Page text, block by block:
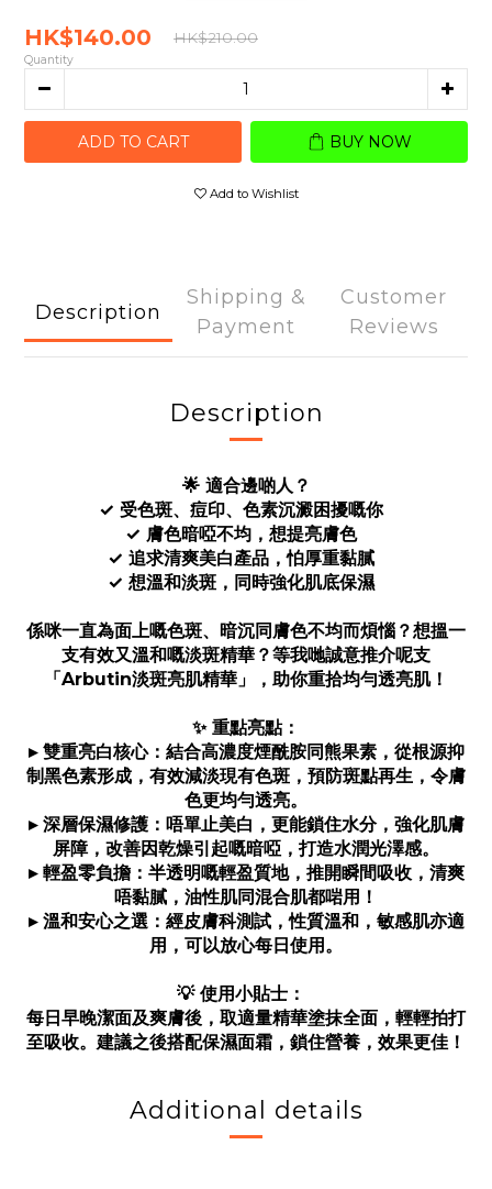
HK$140.00 HK$210.00
Quantity
ADD TO CART BUY NOW
Add to Wishlist
Description
Shipping &
Payment
Customer
Reviews
Description
🌟 適合邊啲人？
✓ 受色斑、痘印、色素沉澱困擾嘅你
✓ 膚色暗啞不均，想提亮膚色
✓ 追求清爽美白產品，怕厚重黏膩
✓ 想溫和淡斑，同時強化肌底保濕
係咪一直為面上嘅色斑、暗沉同膚色不均而煩惱？想搵一
支有效又溫和嘅淡斑精華？等我哋誠意推介呢支
「Arbutin淡斑亮肌精華」，助你重拾均勻透亮肌！
✨ 重點亮點：
▸ 雙重亮白核心：結合高濃度煙酰胺同熊果素，從根源抑
制黑色素形成，有效減淡現有色斑，預防斑點再生，令膚
色更均勻透亮。
▸ 深層保濕修護：唔單止美白，更能鎖住水分，強化肌膚
屏障，改善因乾燥引起嘅暗啞，打造水潤光澤感。
▸ 輕盈零負擔：半透明嘅輕盈質地，推開瞬間吸收，清爽
唔黏膩，油性肌同混合肌都啱用！
▸ 溫和安心之選：經皮膚科測試，性質溫和，敏感肌亦適
用，可以放心每日使用。
💡 使用小貼士：
每日早晚潔面及爽膚後，取適量精華塗抹全面，輕輕拍打
至吸收。建議之後搭配保濕面霜，鎖住營養，效果更佳！
Additional details